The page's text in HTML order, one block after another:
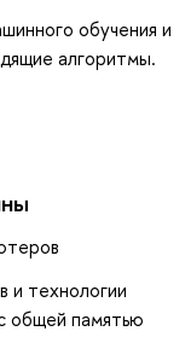
обучения и
алгоритмы.
и технологии
общей памятью